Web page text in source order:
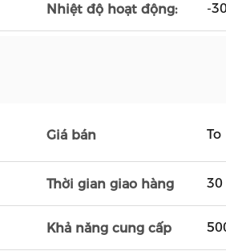
Nhiệt độ hoạt động: -
Giá bán
Thời gian giao hàng 30
Khả năng cung cấp